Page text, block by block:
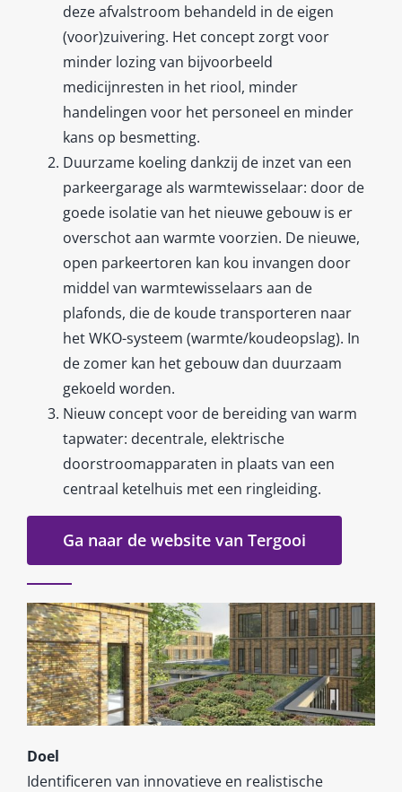
deze afvalstroom behandeld in de eigen
(voor)zuivering. Het concept zorgt voor
minder lozing van bijvoorbeeld
medicijnresten in het riool, minder
handelingen voor het personeel en minder
kans op besmetting.
Duurzame koeling dankzij de inzet van een
parkeergarage als warmtewisselaar: door de
goede isolatie van het nieuwe gebouw is er
overschot aan warmte voorzien. De nieuwe,
open parkeertoren kan kou invangen door
middel van warmtewisselaars aan de
plafonds, die de koude transporteren naar
het WKO-systeem (warmte/koudeopslag). In
de zomer kan het gebouw dan duurzaam
gekoeld worden.
Nieuw concept voor de bereiding van warm
tapwater: decentrale, elektrische
doorstroomapparaten in plaats van een
centraal ketelhuis met een ringleiding.
Ga naar de website van Tergooi
Doel
Identificeren van innovatieve en realistische